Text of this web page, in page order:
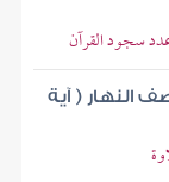
سجود القرآن
النهار ( آية